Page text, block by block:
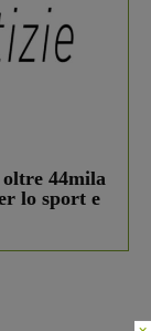
44mila
lo sport e